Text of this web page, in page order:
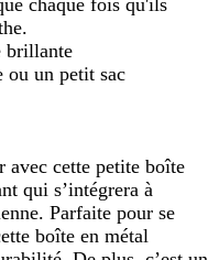
brillante
ou un petit sac
avec cette petite boîte
qui s’intégrera à
Parfaite pour se
boîte en métal